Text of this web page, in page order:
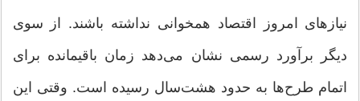
نیازهای امروز اقتصاد همخوانی نداشته باشند. از سوی
دیگر برآورد رسمی نشان می‌دهد زمان باقیمانده برای
اتمام طرح‌ها به حدود هشت‌سال رسیده است. وقتی این